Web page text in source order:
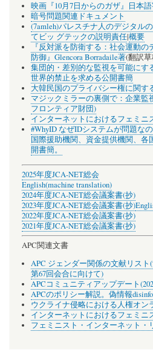
映画『10月7日からのガザ』日本
暗号問題関連ドキュメント
(7amleh)パレスチナ人のデジタル
てビッ グテックの説明責任|概要
『反対派を防衛する：社会運動
防御』Glencora Borradaile著(翻訳
集団的・差別的な監視を可能にす
世界的禁止を求める公開書簡
大韓民国のプライバシー権に関す
マジックミラーの裏側で：企業監
フロンティア財団)
インターネットにおけるフェミニ
#WhyID なぜIDシステムが問題な
国際援助機関、資金提供機関、各
開書簡。
2025年度JCA-NET総会
English(machine translation)
2024年度JCA-NET総会議案書(抄)
2023年度JCA-NET総会議案書(抄)
2022年度JCA-NET総会議案書(抄)
2021年度JCA-NET総会議案書(抄)
APC関連文書
APC ジェンダー関係の文献リスト
第67回会合に向けて)
APCコミュニティアップデート
APCのポリシー解説。偽情報
ウクライナ侵略における人権オン
インターネットにおけるフェミニ
フェミニスト・インターネット・